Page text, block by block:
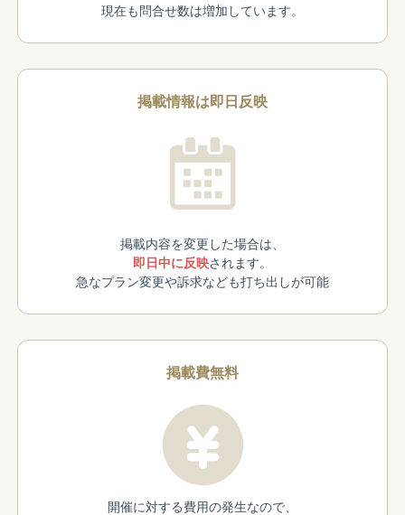
現在も問合せ数は増加しています。
掲載情報は即日反映
掲載内容を変更した場合は、
即日中に反映されます。
急なプラン変更や訴求なども打ち出しが可能
掲載費無料
開催に対する費用の発生なので、